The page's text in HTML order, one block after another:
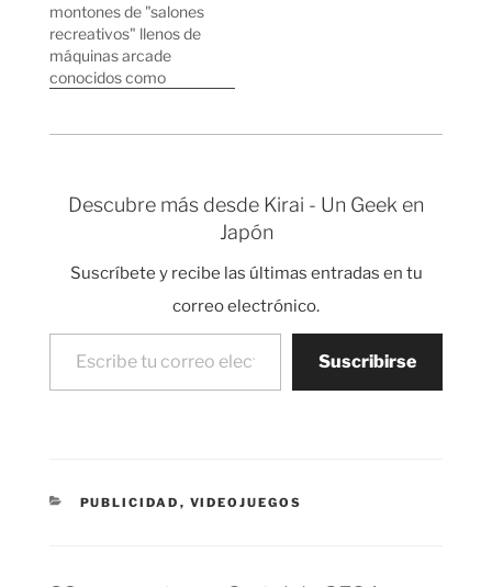
Computer
Microsoft…
montones de "salones
recreativos" llenos de
máquinas arcade
conocidos como
fabricar videoconsolas
recreativas sobre todo
Descubre más desde Kirai - Un Geek en
Japón
Suscríbete y recibe las últimas entradas en tu
correo electrónico.
Escribe tu correo electrónico…
Suscribirse
CATEGORÍAS
PUBLICIDAD , VIDEOJUEGOS